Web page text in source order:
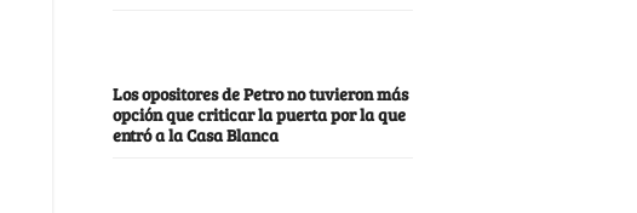
Los opositores de Petro no tuvieron más
opción que criticar la puerta por la que
entró a la Casa Blanca